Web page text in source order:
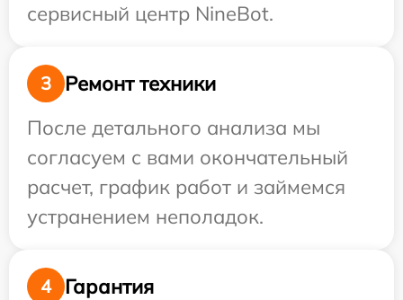
сервисный центр NineBot.
3
Ремонт техники
После детального анализа мы
согласуем с вами окончательный
расчет, график работ и займемся
устранением неполадок.
4 Гарантия